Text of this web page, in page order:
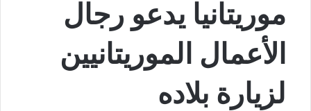
موريتانيا يدعو رجال
الأعمال الموريتانيين
لزيارة بلاده